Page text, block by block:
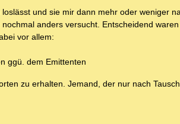
und sie mir dann mehr oder weniger
anders versucht. Entscheidend
vor allem:
ggü. dem Emittenten
zu erhalten. Jemand, der nur nach